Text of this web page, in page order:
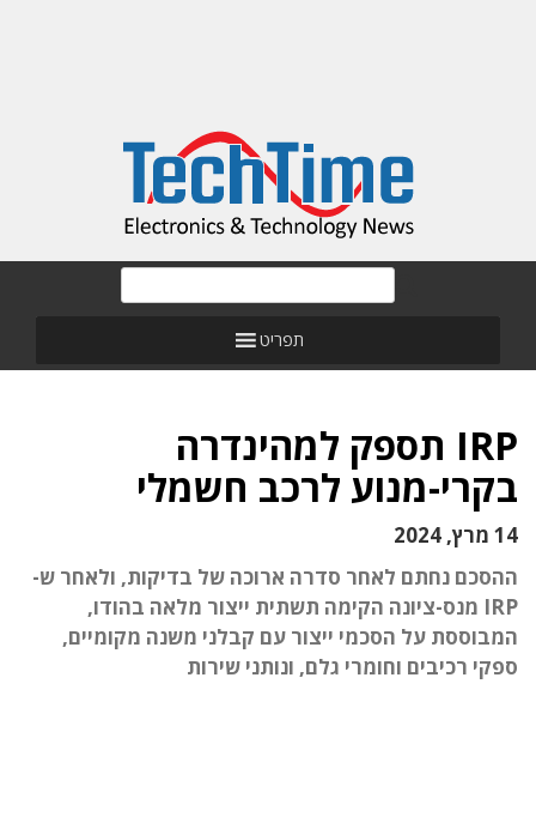
תפריט
IRP תספק למהינדרה
בקרי-מנוע לרכב חשמלי
14 מרץ, 2024
ההסכם נחתם לאחר סדרה ארוכה של בדיקות, ולאחר ש-
IRP מנס-ציונה הקימה תשתית ייצור מלאה בהודו,
המבוססת על הסכמי ייצור עם קבלני משנה מקומיים,
ספקי רכיבים וחומרי גלם, ונותני שירות